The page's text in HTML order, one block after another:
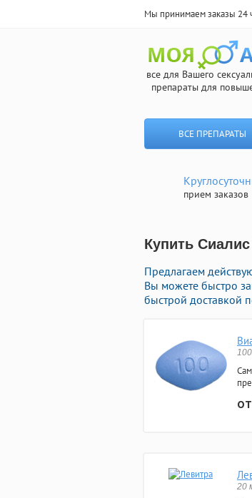
Мы принимаем заказы 24
все для Вашего
препараты для
ВСЕ ПРЕПАРАТЫ
прием заказов
Купить
Предлагаем
Вы можете быстро
быстрой доставкой
20